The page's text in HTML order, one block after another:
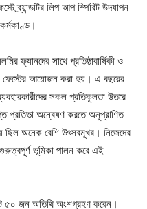
ব্র্যান্ডটির লিপ আপ স্পিরিট উদযাপন
ফ্যানদের সাথে প্রতিষ্ঠাবার্ষিকী ও
ফেস্টের আয়োজন করা হয়। এ বছরের
সকল প্রতিকূলতা উতরে
প্রতিভা অন্বেষণ করতে অনুপ্রাণিত
অনেক বেশি উৎসবমূখর। নিজেদের
ভূমিকা পালন করে এই
জন অতিথি অংশগ্রহণ করেন।